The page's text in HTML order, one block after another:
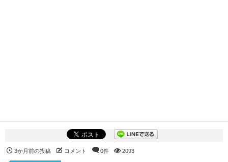
3か月前の投稿 コメント 0件 2093